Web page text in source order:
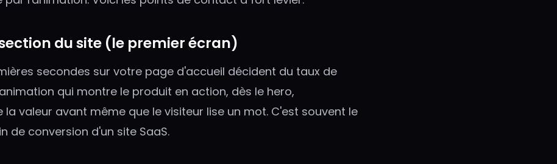
section du site (le premier écran)
secondes sur votre page d'accueil décident du taux de
qui montre le produit en action, dès le hero,
la valeur avant même que le visiteur lise un mot. C'est souvent le
de conversion d'un site SaaS.